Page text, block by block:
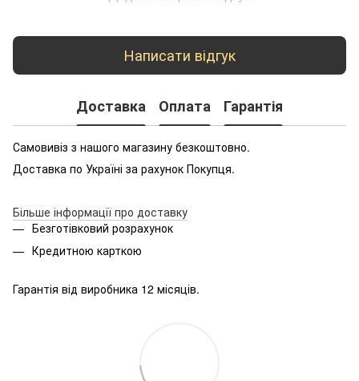
Написати відгук
Доставка Оплата Гарантія
Самовивіз з нашого магазину безкоштовно.
Доставка по Україні за рахунок Покупця.
Більше інформації про доставку
Безготівковий розрахунок
Кредитною карткою
Гарантія від виробника 12 місяців.